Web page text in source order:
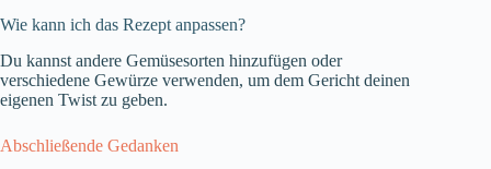
Wie kann ich das Rezept anpassen?
Du kannst andere Gemüsesorten hinzufügen oder
verschiedene Gewürze verwenden, um dem Gericht deinen
eigenen Twist zu geben.
Abschließende Gedanken